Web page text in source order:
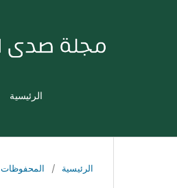
الرئيسية
الرئيسية / المحفوظات